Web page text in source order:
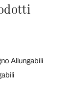
Allungabili